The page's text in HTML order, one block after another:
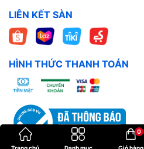
LIÊN KẾT SÀN
HÌNH THỨC THANH TOÁN
0